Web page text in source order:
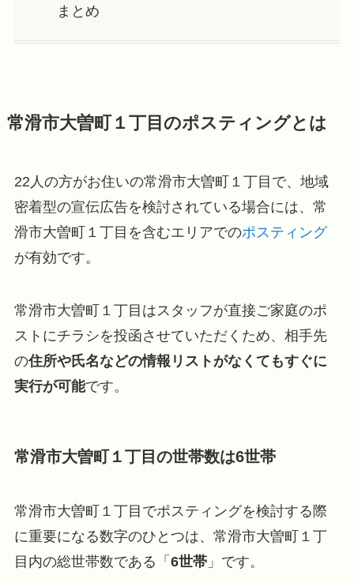
まとめ
常滑市大曽町１丁目のポスティングとは
22人の方がお住いの常滑市大曽町１丁目で、地域
密着型の宣伝広告を検討されている場合には、常
滑市大曽町１丁目を含むエリアでのポスティング
が有効です。
常滑市大曽町１丁目はスタッフが直接ご家庭のポ
ストにチラシを投函させていただくため、相手先
の住所や氏名などの情報リストがなくてもすぐに
実行が可能です。
常滑市大曽町１丁目の世帯数は6世帯
常滑市大曽町１丁目でポスティングを検討する際
に重要になる数字のひとつは、常滑市大曽町１丁
目内の総世帯数である「 6世帯」です。